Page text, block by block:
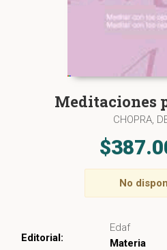
Meditaciones
CHOPRA,
No
Editorial:
Edaf
Materia